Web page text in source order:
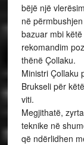
bëjë një
në
bazuar mbi
rekomandim
thënë Çollaku.
Ministri Çollaku
Brukseli për
viti.
Megjithatë,
teknike në
që ndërlidhen